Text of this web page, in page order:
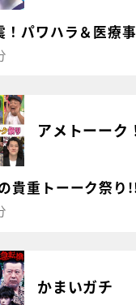
パワハラ＆医療
アメトーーク
貴重トーーク祭り
かまいガチ